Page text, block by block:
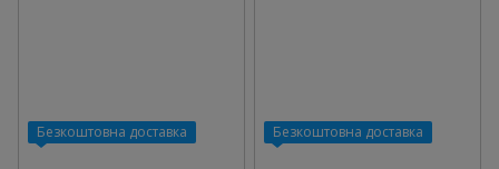
Безкоштовна доставка Безкоштовна доставка